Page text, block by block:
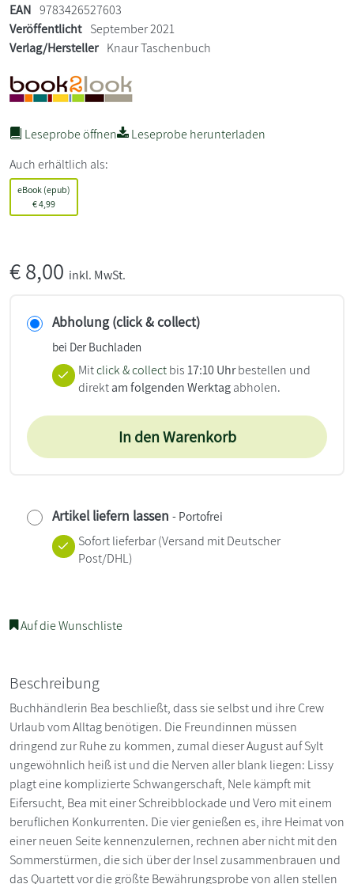
EAN 9783426527603
Veröffentlicht September 2021
Verlag/Hersteller Knaur Taschenbuch
Leseprobe öffnen
Leseprobe herunterladen
Auch erhältlich als:
eBook (epub)
€4,99
€8,00 inkl. MwSt.
Abholung (click & collect)
bei Der Buchladen
Mitclick & collect bis17:10 Uhrbestellen und
direktam folgenden Werktagabholen.
In den Warenkorb
Artikel liefern lassen - Portofrei
Sofort lieferbar(Versand mit Deutscher
Post/DHL)
Auf die Wunschliste
Beschreibung
Buchhändlerin Bea beschließt, dass sie selbst und ihre Crew
Urlaub vom Alltag benötigen. Die Freundinnen müssen
dringend zur Ruhe zu kommen, zumal dieser August auf Sylt
ungewöhnlich heiß ist und die Nerven aller blank liegen: Lissy
plagt eine komplizierte Schwangerschaft, Nele kämpft mit
Eifersucht, Bea mit einer Schreibblockade und Vero mit einem
beruflichen Konkurrenten. Die vier genießen es, ihre Heimat von
einer neuen Seite kennenzulernen, rechnen aber nicht mit den
Sommerstürmen, die sich über der Insel zusammenbrauen und
das Quartett vor die größte Bewährungsprobe von allen stellen